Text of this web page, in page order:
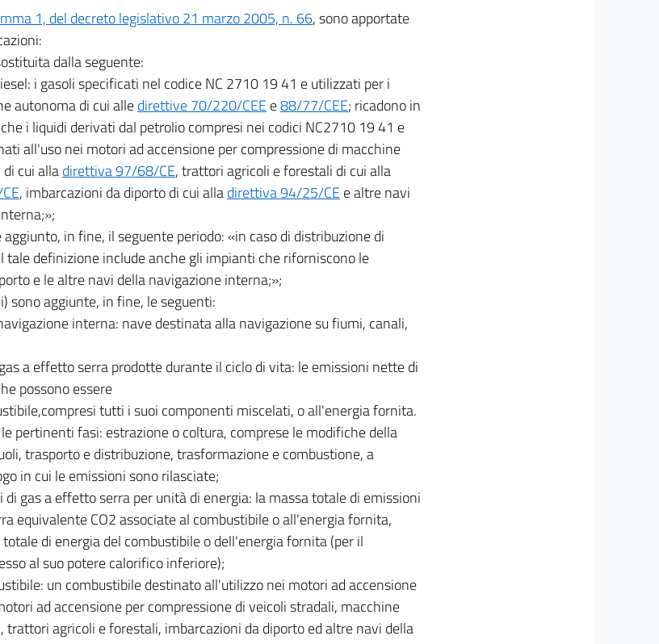
1, del decreto legislativo 21 marzo 2005, n. 66, sono apportate
dalla seguente:
i gasoli specificati nel codice NC 2710 19 41 e utilizzati per i
autonoma di cui alledirettive 70/220/CEE e88/77/CEE; ricadono in
i liquidi derivati dal petrolio compresi nei codici NC2710 19 41 e
all'uso nei motori ad accensione per compressione di macchine
cui alladirettiva 97/68/CE, trattori agricoli e forestali di cui alla
, imbarcazioni da diporto di cui alladirettiva 94/25/CE e altre navi
aggiunto, in fine, il seguente periodo: «in caso di distribuzione di
tale definizione include anche gli impianti che riforniscono le
e le altre navi della navigazione interna;»;
sono aggiunte, in fine, le seguenti:
interna: nave destinata alla navigazione su fiumi, canali,
a effetto serra prodotte durante il ciclo di vita: le emissioni nette di
possono essere
tutti i suoi componenti miscelati, o all'energia fornita.
pertinenti fasi: estrazione o coltura, comprese le modifiche della
trasporto e distribuzione, trasformazione e combustione, a
in cui le emissioni sono rilasciate;
gas a effetto serra per unità di energia: la massa totale di emissioni
equivalente CO2 associate al combustibile o all'energia fornita,
di energia del combustibile o dell'energia fornita (per il
al suo potere calorifico inferiore);
un combustibile destinato all'utilizzo nei motori ad accensione
ad accensione per compressione di veicoli stradali, macchine
trattori agricoli e forestali, imbarcazioni da diporto ed altre navi della